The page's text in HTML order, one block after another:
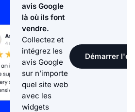
avis Google
là où ils font
vendre.
Collectez et
intégrez les
avis Google
sur n’importe
quel site web
avec les
widgets
Démarrer